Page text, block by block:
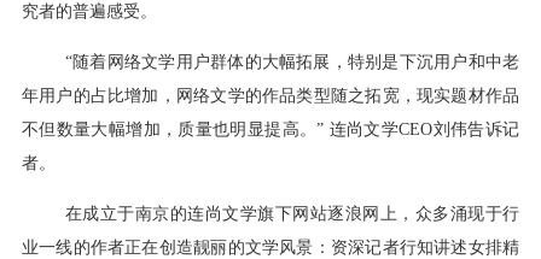
究者的普遍感受。
“随着网络文学用户群体的大幅拓展，特别是下沉用户和中老
年用户的占比增加，网络文学的作品类型随之拓宽，现实题材作品
不但数量大幅增加，质量也明显提高。” 连尚文学CEO刘伟告诉记
者。
在成立于南京的连尚文学旗下网站逐浪网上，众多涌现于行
业一线的作者正在创造靓丽的文学风景：资深记者行知讲述女排精